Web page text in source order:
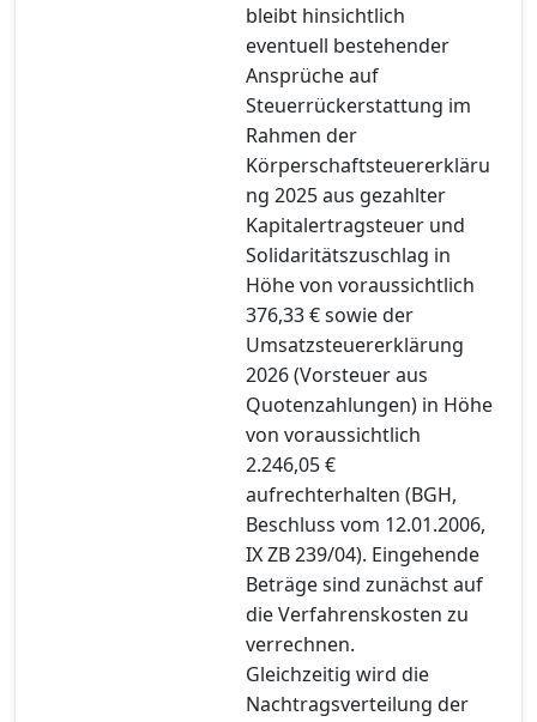
bleibt hinsichtlich
eventuell bestehender
Ansprüche auf
Steuerrückerstattung im
Rahmen der
Körperschaftsteuererkläru
ng 2025 aus gezahlter
Kapitalertragsteuer und
Solidaritätszuschlag in
Höhe von voraussichtlich
376,33 € sowie der
Umsatzsteuererklärung
2026 (Vorsteuer aus
Quotenzahlungen) in Höhe
von voraussichtlich
2.246,05 €
aufrechterhalten (BGH,
Beschluss vom 12.01.2006,
IX ZB 239/04). Eingehende
Beträge sind zunächst auf
die Verfahrenskosten zu
verrechnen.
Gleichzeitig wird die
Nachtragsverteilung der